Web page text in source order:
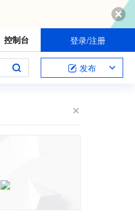
控制台 登录/注册
发布